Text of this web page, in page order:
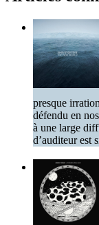
presque
défendu en
à une large
d’auditeur est